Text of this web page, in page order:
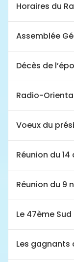
Horaires du
Assemblée
Décès de
Radio-
Voeux du
Réunion du
Réunion du 9
Le 47ème
Les gagnants